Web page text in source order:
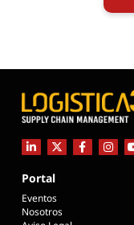
Portal
Eventos
Nosotros